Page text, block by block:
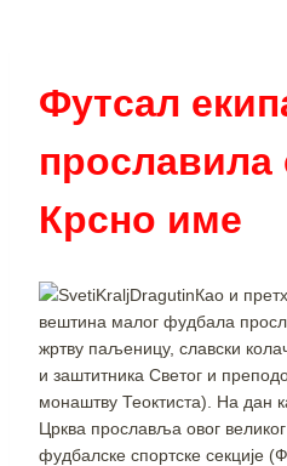
Футсал
прославила
Крсно име
Као и
вештина малог фудбала
жртву паљеницу, славски
и заштитника Светог и
монаштву Теоктиста). На дан
Црква прославља овог
фудбалске спортске секције